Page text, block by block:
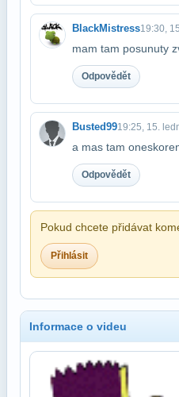
BlackMistress19:30,
mam tam posunuty
Odpovědět
Busted9919:25, 15.
a mas tam
Odpovědět
Pokud chcete přidávat
Přihlásit
Informace o videu